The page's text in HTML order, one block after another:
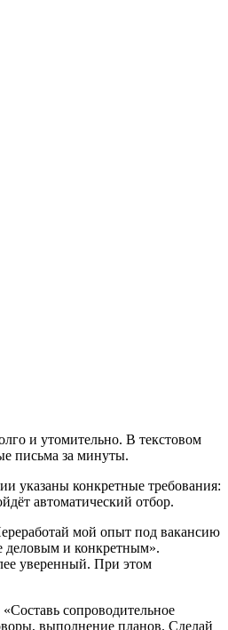
и утомительно. В текстовом
письма за минуты.
указаны конкретные требования:
автоматический отбор.
мой опыт под вакансию
деловым и конкретным».
уверенный. При этом
сопроводительное
выполнение планов. Сделай